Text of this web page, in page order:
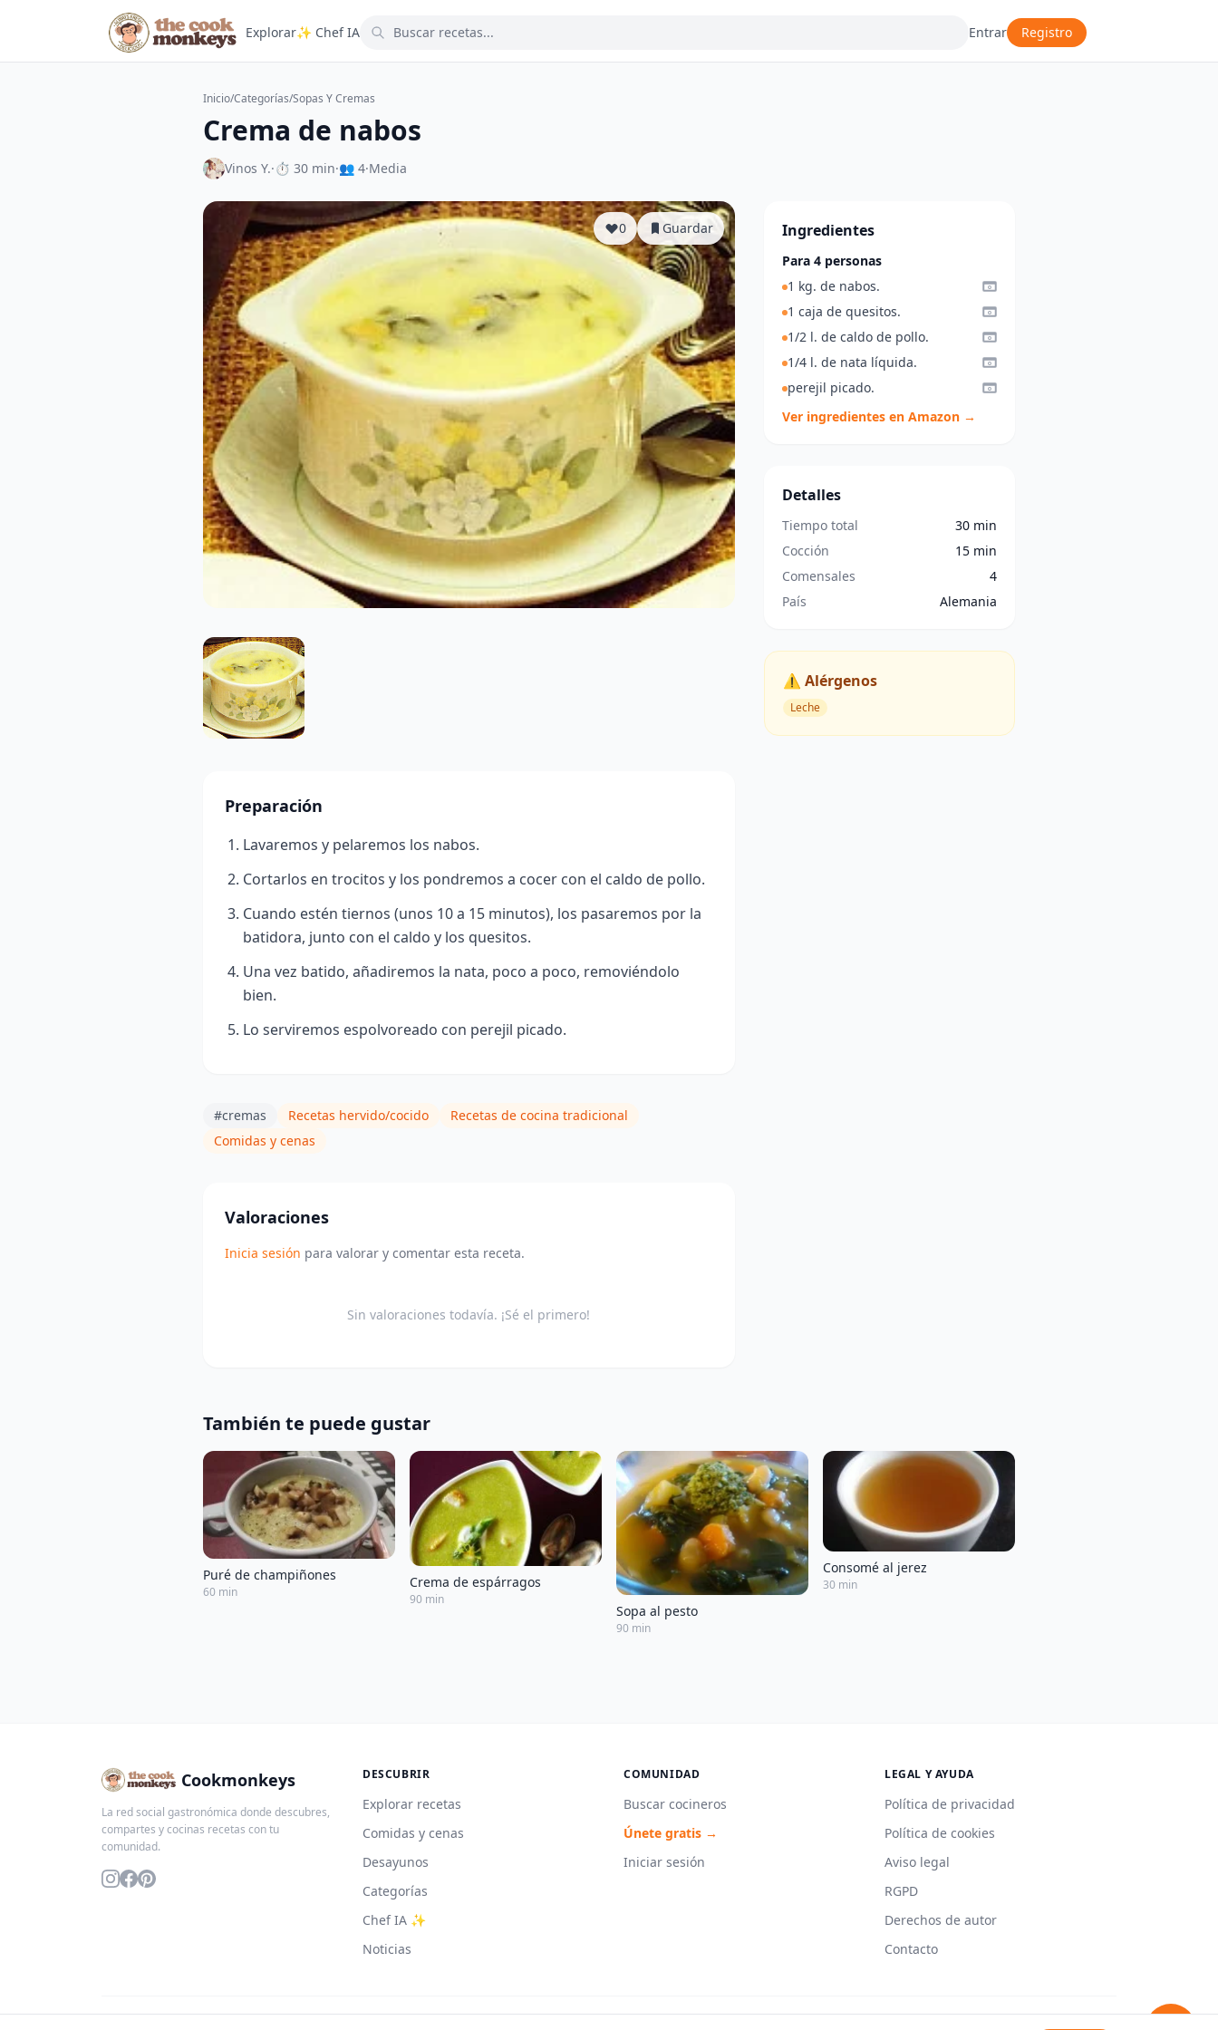
Explorar✨ Chef IA Entrar Registro
Inicio/Categorías/Sopas Y Cremas
Crema de nabos
Vinos Y.·⏱ 30 min·👥 4·Media
0 Guardar
Preparación
Lavaremos y pelaremos los nabos.
Cortarlos en trocitos y los pondremos a cocer con el caldo de pollo.
Cuando estén tiernos (unos 10 a 15 minutos), los pasaremos por la
batidora, junto con el caldo y los quesitos.
Una vez batido, añadiremos la nata, poco a poco, removiéndolo
bien.
Lo serviremos espolvoreado con perejil picado.
#cremas Recetas hervido/cocido
Recetas de cocina tradicional
Comidas y cenas
Valoraciones
Inicia sesión para valorar y comentar esta receta.
Sin valoraciones todavía. ¡Sé el primero!
Ingredientes
Para 4 personas
1 kg. de nabos.
1 caja de quesitos.
1/2 l. de caldo de pollo.
1/4 l. de nata líquida.
perejil picado.
Ver ingredientes en Amazon →
Detalles
Tiempo total
30 min
Cocción
15 min
Comensales
4
País
Alemania
⚠️ Alérgenos
Leche
También te puede gustar
Puré de champiñones
60 min
Crema de espárragos
90 min
Sopa al pesto
90 min
Consomé al jerez
30 min
Cookmonkeys
La red social gastronómica donde descubres,
compartes y cocinas recetas con tu
comunidad.
DESCUBRIR
Explorar recetas
Comidas y cenas
Desayunos
Categorías
Chef IA ✨
Noticias
COMUNIDAD
Buscar cocineros
Únete gratis →
Iniciar sesión
LEGAL Y AYUDA
Política de privacidad
Política de cookies
Aviso legal
RGPD
Derechos de autor
Contacto